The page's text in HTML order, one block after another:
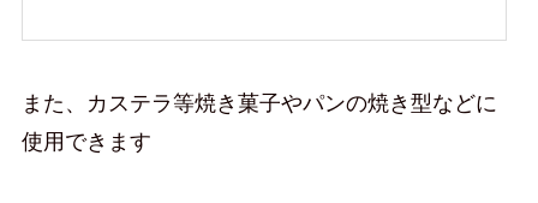
また、カステラ等焼き菓子やパンの焼き型などに
使用できます